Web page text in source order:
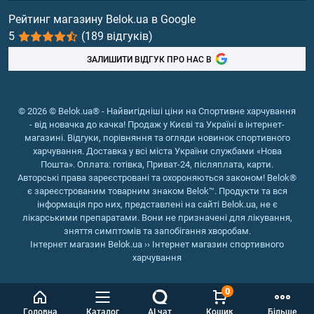
Головна Каталог AI чат Кошик
0
Більше
після хвороби.
Також колаген з вітаміном C прискорюють процес
загоєння ран. Плюс ця добавка допомагає швидше
відновитися після травм і операцій.
Колаген із вітаміном C — ціни на
сайті Belok.ua
Найменування
Ціна
Marine Collagen 200000 (fish) (sugar free) - 500
929₴
Marine Collagen peptide - 500 мл - апельсин
695₴
Collagen Marine Peptan Drink - 300 г - тропічний
1335₴
Вітаміни та мінерали
Риб'ячий жир, жирні кислоти
Рейтинг магазину Belok.ua в Google
5
(189 відгуків)
ЗАЛИШИТИ ВІДГУК ПРО НАС В
© 2026 © Belok.ua® - Найвигідніші ціни на Спортивне харчування
- від новачка до качка! Продаж у Києві та Україні в інтернет-
магазині. Відгуки, порівняння та огляди новинок спортивного
харчування. Доставка у всі міста України службами «Нова
Пошта». Оплата: готівка, Приват-24, післяплата, карти.
Авторські права зареєстровані та охороняються законом! Belok®
є зареєстрованим товарним знаком Belok™. Продукти та вся
інформація про них, представлені на сайті Belok.ua, не є
лікарськими препаратами. Вони не призначені для лікування,
зняття симптомів та запобігання хворобам.
Інтернет магазин Belok.ua›› Інтернет магазин спортивного
харчування